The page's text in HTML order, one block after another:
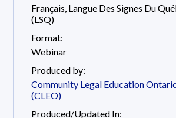
Français, Langue Des Signes Du
(LSQ)
Format:
Webinar
Produced by:
Community Legal Education
(CLEO)
Produced/Updated In: